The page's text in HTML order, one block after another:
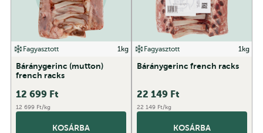
Fagyasztott 1kg
Báránygerinc (mutton)
french racks
12 699 Ft
12 699 Ft/kg
KOSÁRBA
Fagyasztott 1kg
Báránygerinc french racks
22 149 Ft
22 149 Ft/kg
KOSÁRBA